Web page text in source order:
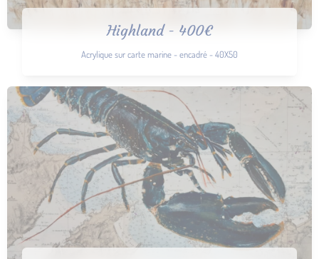
Highland - 400€
Acrylique sur carte marine - encadré - 40X50